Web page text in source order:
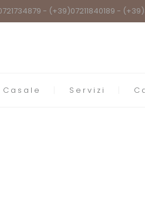
- (+39)07211840189 -
Servizi